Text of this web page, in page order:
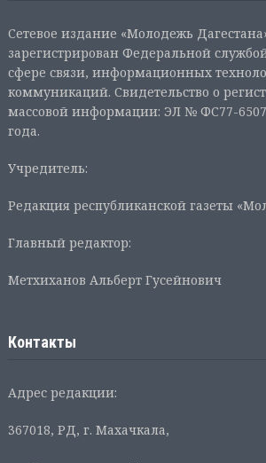
Сетевое издание «Молодежь
зарегистрирован Федеральной
сфере связи, информационных
коммуникаций. Свидетельство о
массовой информации: ЭЛ № ФС77-
года.
Учредитель:
Редакция республиканской газеты
Главный редактор:
Метхиханов Альберт Гусейнович
Контакты
Адрес редакции:
367018, РД, г. Махачкала,